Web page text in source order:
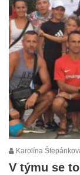
Karolína
V týmu se